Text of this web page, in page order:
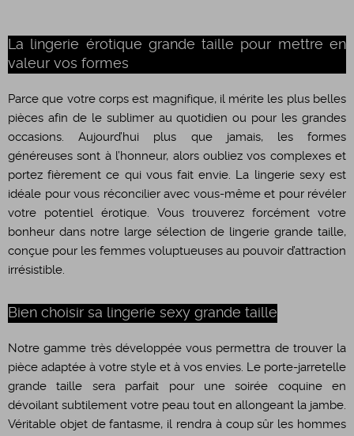
La lingerie érotique grande taille pour mettre en
valeur vos formes
Parce que votre corps est magnifique, il mérite les plus belles
pièces afin de le sublimer au quotidien ou pour les grandes
occasions. Aujourd’hui plus que jamais, les formes
généreuses sont à l’honneur, alors oubliez vos complexes et
portez fièrement ce qui vous fait envie. La lingerie sexy est
idéale pour vous réconcilier avec vous-même et pour révéler
votre potentiel érotique. Vous trouverez forcément votre
bonheur dans notre large sélection de lingerie grande taille,
conçue pour les femmes voluptueuses au pouvoir d’attraction
irrésistible.
Bien choisir sa lingerie sexy grande taille
Notre gamme très développée vous permettra de trouver la
pièce adaptée à votre style et à vos envies. Le porte-jarretelle
grande taille sera parfait pour une soirée coquine en
dévoilant subtilement votre peau tout en allongeant la jambe.
Véritable objet de fantasme, il rendra à coup sûr les hommes